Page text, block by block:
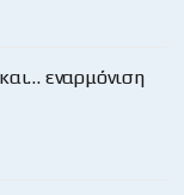
εναρμόνιση